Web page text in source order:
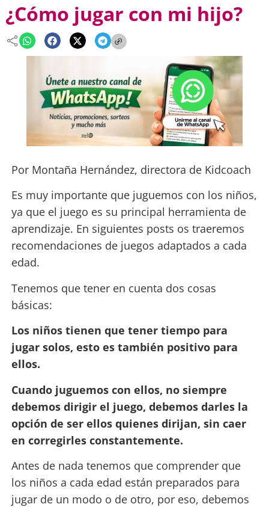
¿Cómo jugar con mi hijo?
Por Montaña Hernández, directora de Kidcoach
Es muy importante que juguemos con los niños,
ya que el juego es su principal herramienta de
aprendizaje. En siguientes posts os traeremos
recomendaciones de juegos adaptados a cada
edad.
Tenemos que tener en cuenta dos cosas
básicas:
Los niños tienen que tener tiempo para
jugar solos, esto es también positivo para
ellos.
Cuando juguemos con ellos, no siempre
debemos dirigir el juego, debemos darles la
opción de ser ellos quienes dirijan, sin caer
en corregirles constantemente.
Antes de nada tenemos que comprender que
los niños a cada edad están preparados para
jugar de un modo o de otro, por eso, debemos